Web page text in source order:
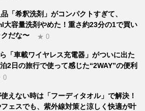
「希釈洗剤」がコンパクトすぎて、
大容量洗剤やめた！重さ約23分の1で買い
だな〜
★ 0
「車載ワイヤレス充電器」がついに出た
2日の旅行で使って感じた“2WAY”の便利
0
使えない時は「フーディタオル」で解決！
ェスでも、紫外線対策と涼しく快適が叶